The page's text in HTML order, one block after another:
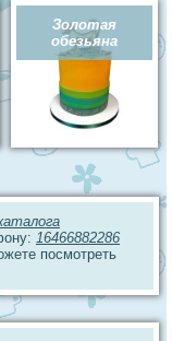
Золотая
обезьяна
16466882286
посмотреть